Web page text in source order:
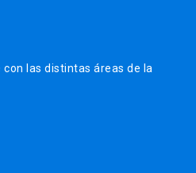
las distintas áreas de la